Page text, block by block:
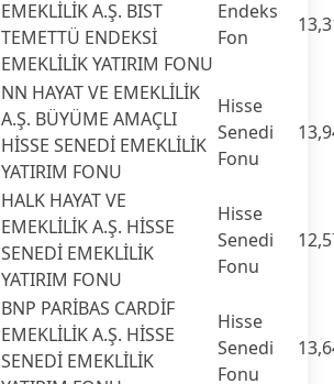
EMEKLİLİK A.Ş. BIST
TEMETTÜ ENDEKSİ
EMEKLİLİK YATIRIM FONU
Endeks
Fon
NN HAYAT VE EMEKLİLİK
A.Ş. BÜYÜME AMAÇLI
HİSSE SENEDİ EMEKLİLİK
YATIRIM FONU
Hisse
Senedi
Fonu
HALK HAYAT VE
EMEKLİLİK A.Ş. HİSSE
SENEDİ EMEKLİLİK
YATIRIM FONU
Hisse
Senedi
Fonu
BNP PARİBAS CARDİF
EMEKLİLİK A.Ş. HİSSE
SENEDİ EMEKLİLİK
Hisse
Senedi
Fonu